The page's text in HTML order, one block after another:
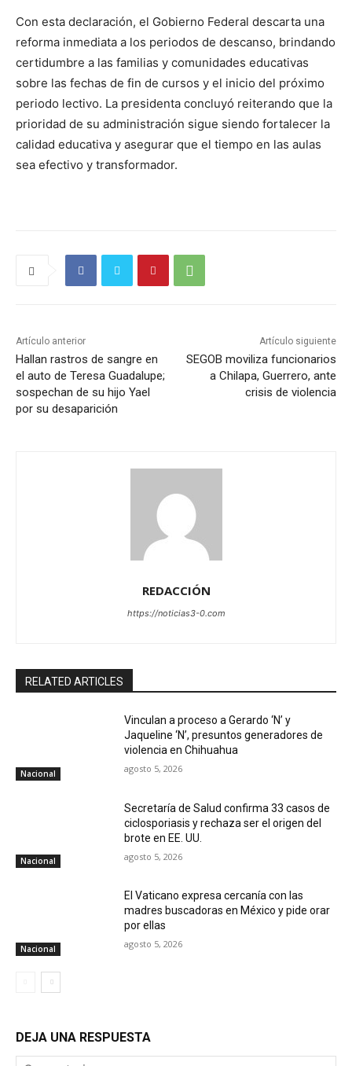
Con esta declaración, el Gobierno Federal descarta una
reforma inmediata a los periodos de descanso, brindando
certidumbre a las familias y comunidades educativas
sobre las fechas de fin de cursos y el inicio del próximo
periodo lectivo. La presidenta concluyó reiterando que la
prioridad de su administración sigue siendo fortalecer la
calidad educativa y asegurar que el tiempo en las aulas
sea efectivo y transformador.
Artículo anterior
Hallan rastros de sangre en
el auto de Teresa Guadalupe;
sospechan de su hijo Yael
por su desaparición
Artículo siguiente
SEGOB moviliza funcionarios
a Chilapa, Guerrero, ante
crisis de violencia
REDACCIÓN
https://noticias3-0.com
RELATED ARTICLES
Nacional
Vinculan a proceso a Gerardo ‘N’ y
Jaqueline ‘N’, presuntos generadores de
violencia en Chihuahua
agosto 5, 2026
Nacional
Secretaría de Salud confirma 33 casos de
ciclosporiasis y rechaza ser el origen del
brote en EE. UU.
agosto 5, 2026
Nacional
El Vaticano expresa cercanía con las
madres buscadoras en México y pide orar
por ellas
agosto 5, 2026
DEJA UNA RESPUESTA